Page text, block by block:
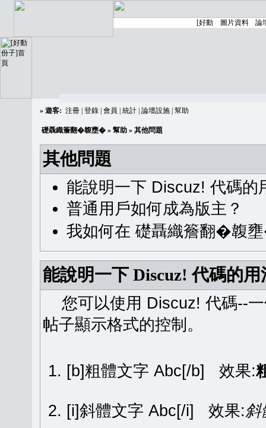
» 遊客: 注冊 登錄 會員 統計 論壇設施 幫助
礎聶織簷翻�䪖壅� » 幫助 » 其他問題
其他問題
能說明一下 Discuz! 代碼的
普通用戶如何成為版主？
我如何在 礎聶織簷翻�䪖
能說明一下 Discuz! 代碼的用
您可以使用 Discuz! 代碼--一
帖子顯示格式的控制。
[b]粗體文字 Abc[/b] 效果:
[i]斜體文字 Abc[/i] 效果:斜